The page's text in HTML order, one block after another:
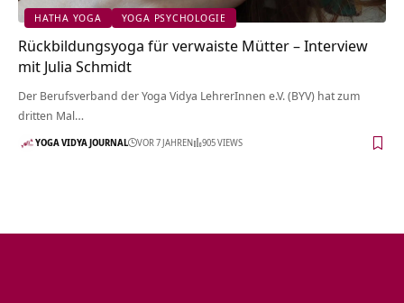
HATHA YOGA YOGA PSYCHOLOGIE
Rückbildungsyoga für verwaiste Mütter – Interview
mit Julia Schmidt
Der Berufsverband der Yoga Vidya LehrerInnen e.V. (BYV) hat zum
dritten Mal…
YOGA VIDYA JOURNAL VOR 7 JAHREN 905 VIEWS